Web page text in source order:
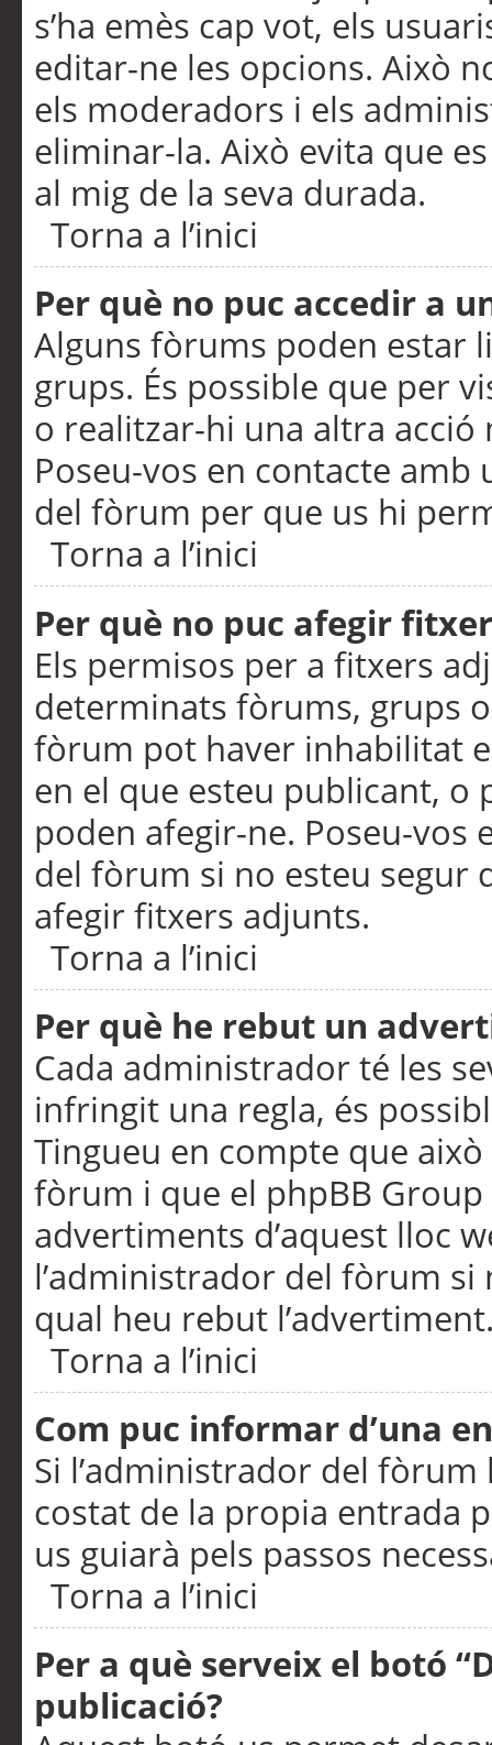
s’ha emès cap vot, els
editar-ne les opcions. Això
els moderadors i els
eliminar-la. Això evita que
al mig de la seva durada.
Torna a l’inici
Per què no puc accedir a
Alguns fòrums poden estar
grups. És possible que per
o realitzar-hi una altra acció
Poseu-vos en contacte
del fòrum per que us hi
Torna a l’inici
Per què no puc afegir
Els permisos per a fitxers
determinats fòrums, grups
fòrum pot haver inhabilitat
en el que esteu publicant,
poden afegir-ne. Poseu-vos
del fòrum si no esteu segur
afegir fitxers adjunts.
Torna a l’inici
Per què he rebut un
Cada administrador té les
infringit una regla, és
Tingueu en compte que
fòrum i que el phpBB
advertiments d’aquest lloc
l’administrador del fòrum
qual heu rebut
Torna a l’inici
Com puc informar d’una
Si l’administrador del
costat de la propia entrada
us guiarà pels passos
Torna a l’inici
Per a què serveix el botó
publicació?